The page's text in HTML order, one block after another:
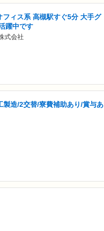
フィス系 高槻駅すぐ5分 大手グ
躍中です
式会社
製造/2交替/寮費補助あり/賞与あ